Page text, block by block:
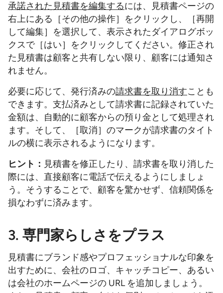
承諾された見積書を編集するには、見積書ページの
右上にある［その他の操作］をクリックし、［再開
して編集］を選択して、表示されたダイアログボッ
クスで［はい］をクリックしてください。修正され
た見積書は顧客と共有しない限り、顧客には通知さ
れません。
必要に応じて、発行済みの請求書を取り消すことも
できます。支払済みとして請求書に記録されていた
金額は、自動的に顧客からの預り金として処理され
ます。そして、［取消］のマークが請求書のタイト
ルの横に表示されるようになります。
ヒント： 見積書を修正したり、請求書を取り消した
際には、直接顧客に電話で伝えるようにしましょ
う。そうすることで、顧客を驚かせず、信頼関係を
損なわずに済みます。
3. 専門家らしさをプラス
見積書にブランド感やプロフェッショナルな印象を
出すために、会社のロゴ、キャッチコピー、あるい
は会社のホームページの URL を追加しましょう。